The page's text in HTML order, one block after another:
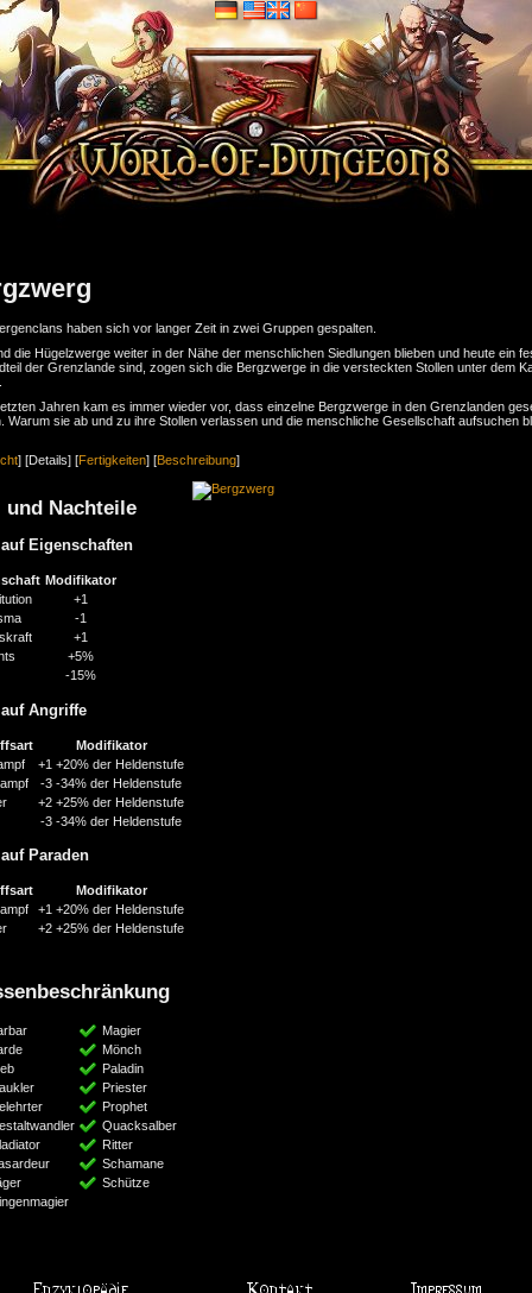
haben sich vor langer Zeit in zwei Gruppen gespalten.
die Hügelzwerge weiter in der Nähe der menschlichen Siedlungen blieben und heute ein
der Grenzlande sind, zogen sich die Bergzwerge in die versteckten Stollen unter dem
Jahren kam es immer wieder vor, dass einzelne Bergzwerge in den Grenzlanden
Warum sie ab und zu ihre Stollen verlassen und die menschliche Gesellschaft aufsuchen
] [Details] [Fertigkeiten] [Beschreibung]
und Nachteile
Eigenschaften
Modifikator
+1
-1
+1
+5%
-15%
Angriffe
Modifikator
+1 +20% der Heldenstufe
-3 -34% der Heldenstufe
+2 +25% der Heldenstufe
-3 -34% der Heldenstufe
Paraden
Modifikator
+1 +20% der Heldenstufe
+2 +25% der Heldenstufe
Magier
Mönch
Paladin
Priester
Prophet
Quacksalber
Ritter
Schamane
Schütze